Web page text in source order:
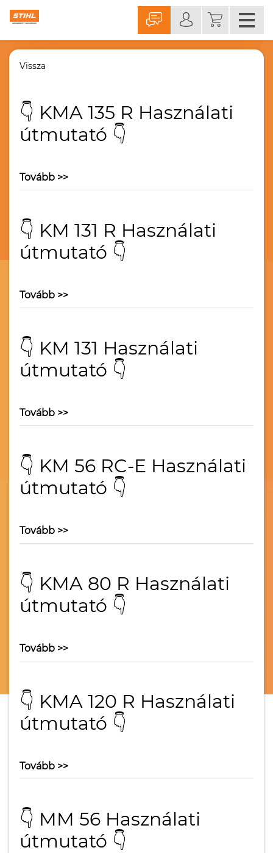
Vissza
👇 KMA 135 R Használati
útmutató 👇
Tovább >>
👇 KM 131 R Használati
útmutató 👇
Tovább >>
👇 KM 131 Használati
útmutató 👇
Tovább >>
👇 KM 56 RC-E Használati
útmutató 👇
Tovább >>
👇 KMA 80 R Használati
útmutató 👇
Tovább >>
👇 KMA 120 R Használati
útmutató 👇
Tovább >>
👇 MM 56 Használati
útmutató 👇